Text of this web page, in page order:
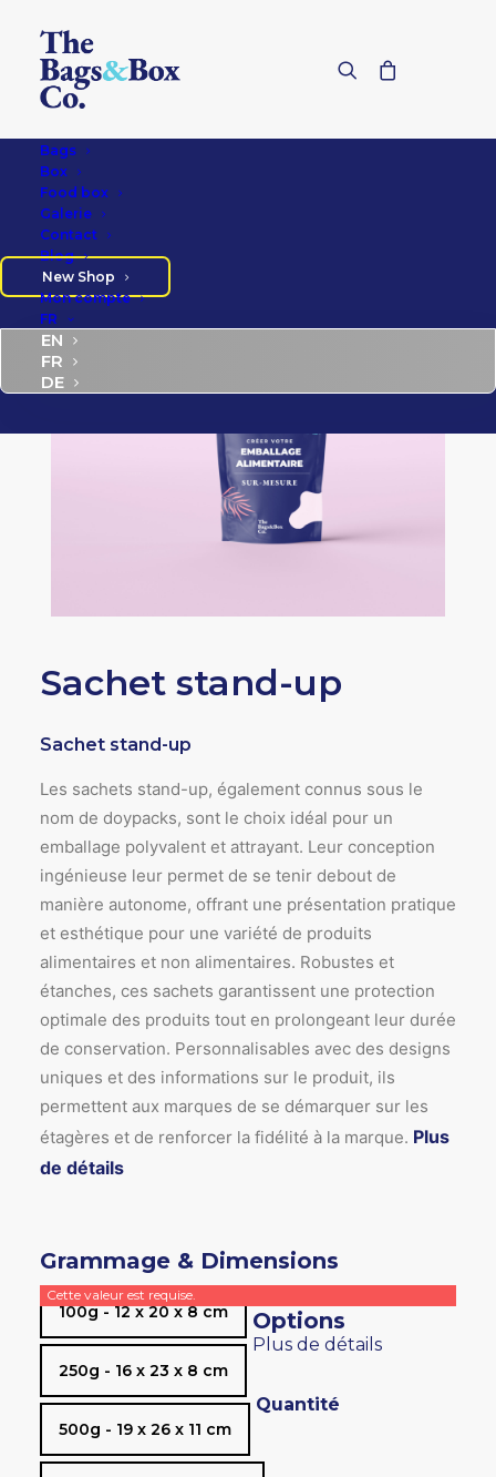
Bags
Box
Food box
Galerie
Contact
Blog
New Shop
Mon compte
FR
EN
FR
DE
Sachet stand-up
Sachet stand-up
Les sachets stand-up, également connus sous le
nom de doypacks, sont le choix idéal pour un
emballage polyvalent et attrayant. Leur conception
ingénieuse leur permet de se tenir debout de
manière autonome, offrant une présentation pratique
et esthétique pour une variété de produits
alimentaires et non alimentaires. Robustes et
étanches, ces sachets garantissent une protection
optimale des produits tout en prolongeant leur durée
de conservation. Personnalisables avec des designs
uniques et des informations sur le produit, ils
permettent aux marques de se démarquer sur les
étagères et de renforcer la fidélité à la marque. Plus
de détails
Grammage & Dimensions
100g - 12 x 20 x 8 cm
250g - 16 x 23 x 8 cm
500g - 19 x 26 x 11 cm
Cette valeur est requise.
Options
Plus de détails
Quantité